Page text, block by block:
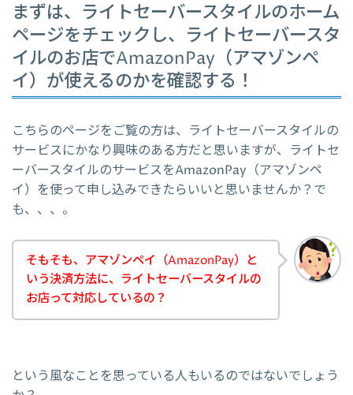
まずは、ライトセーバースタイルのホーム
ページをチェックし、ライトセーバースタ
イルのお店でAmazonPay（アマゾンペ
イ）が使えるのかを確認する！
こちらのページをご覧の方は、ライトセーバースタイルの
サービスにかなり興味のある方だと思いますが、ライトセ
ーバースタイルのサービスをAmazonPay（アマゾンペ
イ）を使って申し込みできたらいいと思いませんか？で
も、、、。
そもそも、アマゾンペイ（AmazonPay）と
いう決済方法に、ライトセーバースタイルの
お店って対応しているの？
という風なことを思っている人もいるのではないでしょう